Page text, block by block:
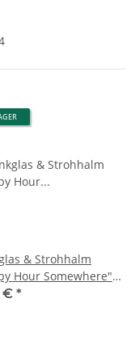
& Strohhalm
Hour Somewhere"
€ *